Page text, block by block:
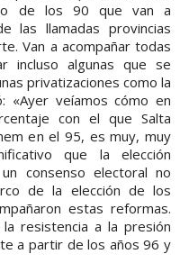
de los 90 que van a
las llamadas provincias
Van a acompañar todas
incluso algunas que se
privatizaciones como la
«Ayer veíamos cómo en
con el que Salta
en el 95, es muy, muy
que la elección
consenso electoral no
de la elección de los
estas reformas.
resistencia a la presión
a partir de los años 96 y